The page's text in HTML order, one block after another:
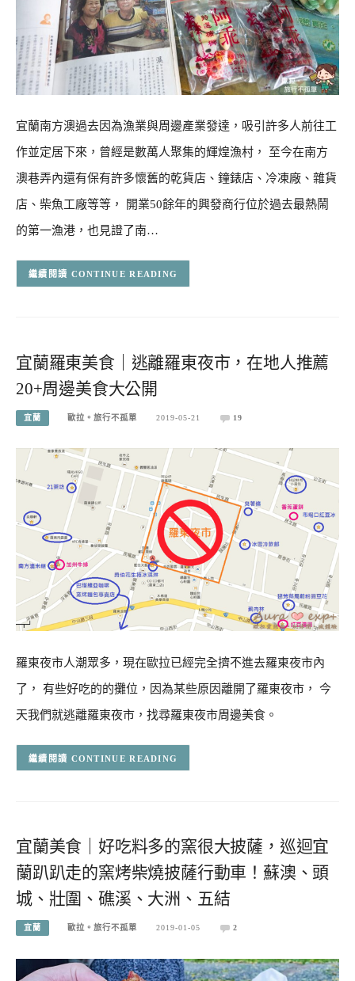
宜蘭南方澳過去因為漁業與周邊產業發達，吸引許多人前往工
作並定居下來，曾經是數萬人聚集的輝煌漁村， 至今在南方
澳巷弄內還有保有許多懷舊的乾貨店、鐘錶店、冷凍廠、雜貨
店、柴魚工廠等等， 開業50餘年的興發商行位於過去最熱鬧
的第一漁港，也見證了南…
CONTINUE READING
宜蘭羅東美食｜逃離羅東夜市，在地人推薦
20+周邊美食大公開
宜蘭 歐拉。旅行不孤單 2019-05-21 19
羅東夜市人潮眾多，現在歐拉已經完全擠不進去羅東夜市內
了， 有些好吃的的攤位，因為某些原因離開了羅東夜市， 今
天我們就逃離羅東夜市，找尋羅東夜市周邊美食。
CONTINUE READING
宜蘭美食｜好吃料多的窯很大披薩，巡迴宜
蘭趴趴走的窯烤柴燒披薩行動車！蘇澳、頭
城、壯圍、礁溪、大洲、五結
宜蘭 歐拉。旅行不孤單 2019-01-05 2